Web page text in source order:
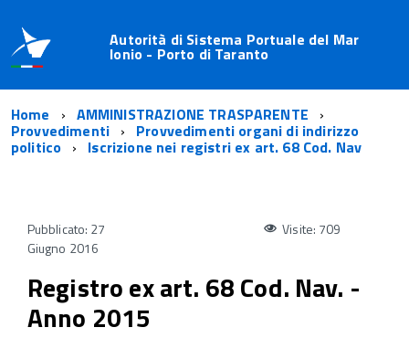
Autorità di Sistema Portuale del Mar
Ionio - Porto di Taranto
Home AMMINISTRAZIONE TRASPARENTE
Provvedimenti Provvedimenti organi di indirizzo
politico Iscrizione nei registri ex art. 68 Cod. Nav
Pubblicato: 27
Giugno 2016
Visite: 709
Registro ex art. 68 Cod. Nav. -
Anno 2015